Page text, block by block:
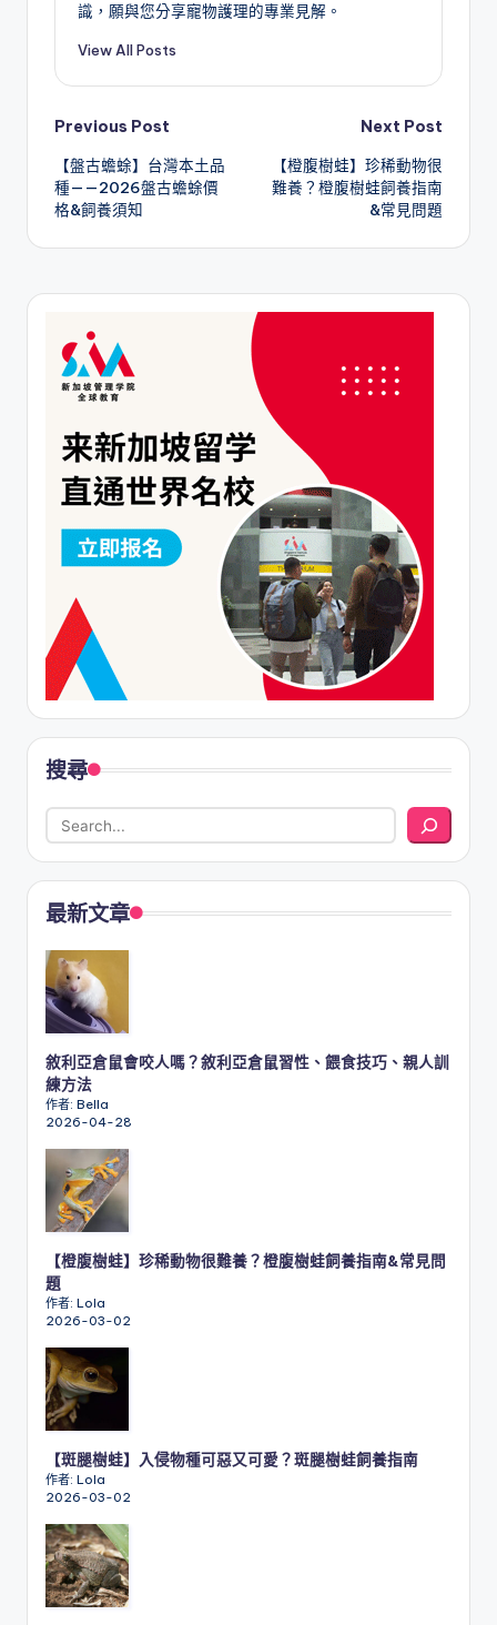
識，願與您分享寵物護理的專業見解。
View All Posts
Post
navigation
Previous Post
【盤古蟾蜍】台灣本土品
種——2026盤古蟾蜍價
格&飼養須知
Next Post
【橙腹樹蛙】珍稀動物很
難養？橙腹樹蛙飼養指南
&常見問題
搜尋
最新文章
敘利亞倉鼠會咬人嗎？敘利亞倉鼠習性、餵食技巧、親人訓
練方法
作者: Bella
2026-04-28
【橙腹樹蛙】珍稀動物很難養？橙腹樹蛙飼養指南&常見問
題
作者: Lola
2026-03-02
【斑腿樹蛙】入侵物種可惡又可愛？斑腿樹蛙飼養指南
作者: Lola
2026-03-02